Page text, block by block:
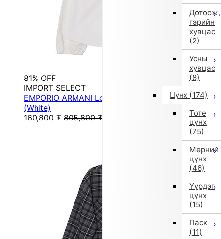
Дотоож,
гэрийн
хувцас
(2)
Усны
хувцас
(8)
Цүнх (174)
Тоте
цүнх
(75)
Мөрний
цүнх
(46)
Үүрдэг
цүнх
(15)
Паск
(11)
81% OFF
IMPORT SELECT
EMPORIO ARMANI Long-Sleeve Shirt Blouse
(White)
160,800 ₮ 805,800 ₮